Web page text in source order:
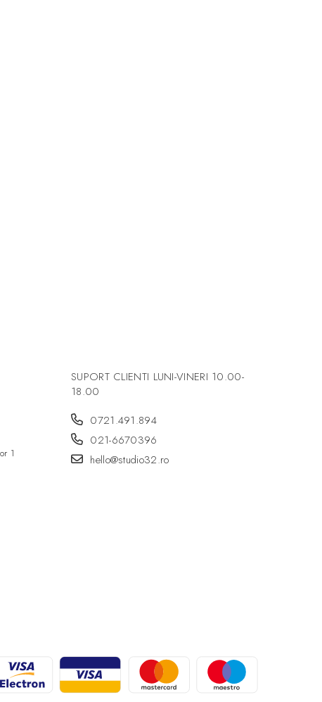
1
SUPORT CLIENTI LUNI-VINERI 10.00-
18.00
0721.491.894
021-6670396
hello@studio32.ro